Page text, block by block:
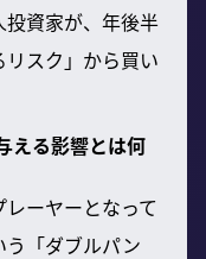
資家が、年後半
スク」から買い
える影響とは何
ーヤーとなって
う「ダブルパン